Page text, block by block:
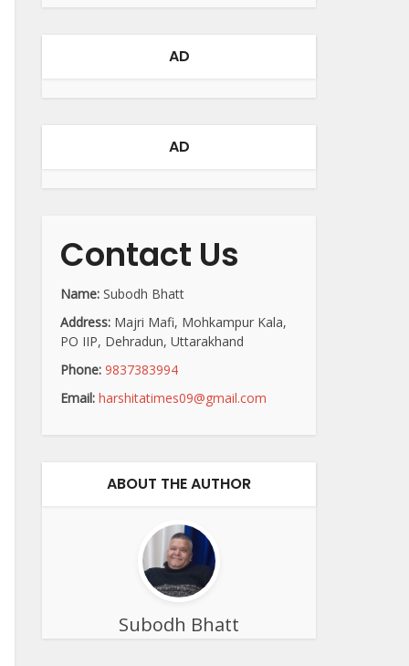
AD
AD
Contact Us
Name: Subodh Bhatt
Address: Majri Mafi, Mohkampur Kala,
PO IIP, Dehradun, Uttarakhand
Phone: 9837383994
Email: harshitatimes09@gmail.com
ABOUT THE AUTHOR
Subodh Bhatt